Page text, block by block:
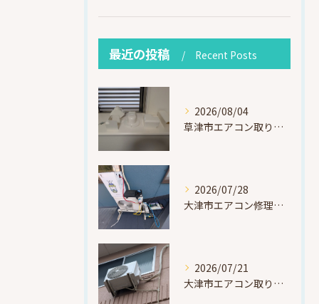
最近の投稿 Recent Posts
2026/08/04
草津市エアコン取り付け｜お客様取り外し済・化粧カバー再利用（ダイキン S225ATES・アウルコート草津）
2026/07/28
大津市エアコン修理｜冷媒漏れを特定！高所作業で東芝RAS-F221ARTを修理・ガスチャージ
2026/07/21
大津市エアコン取り付け｜他社で断られたマンション3階の壁面アングル高所作業（ハイセンス HA-J22H-W・プレジーオビワコ）